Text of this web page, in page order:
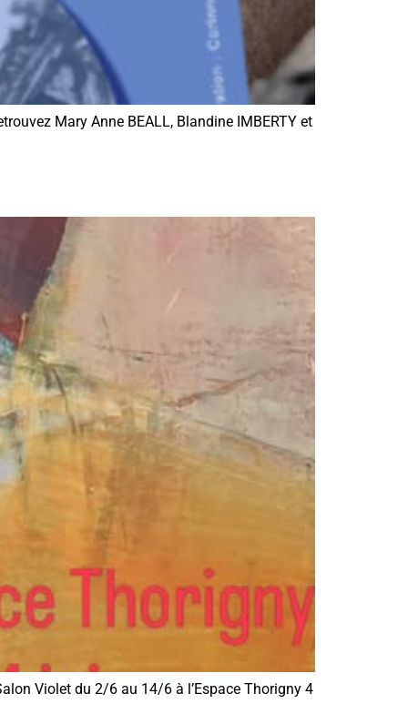
Mary Anne BEALL, Blandine IMBERTY et
Violet du 2/6 au 14/6 à l’Espace Thorigny 4